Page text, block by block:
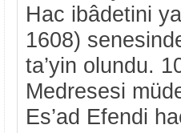
Hac ibâdetini
1608)
ta’yin olundu.
Medresesi
Es’ad Efendi